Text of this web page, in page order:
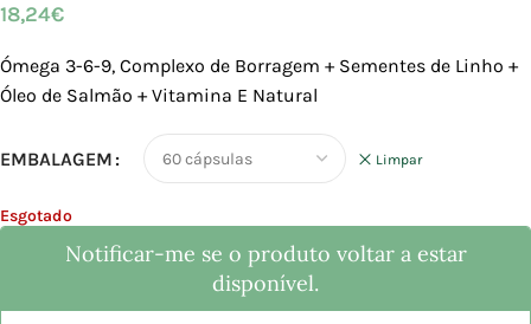
18,24€
Ómega 3-6-9, Complexo de Borragem + Sementes de Linho +
Óleo de Salmão + Vitamina E Natural
EMBALAGEM Limpar
Esgotado
Notificar-me se o produto voltar a estar
disponível.